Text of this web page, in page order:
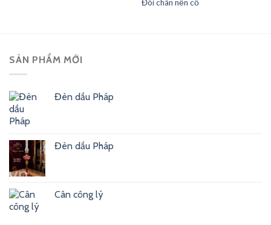
Đôi chân nến cổ
SẢN PHẨM MỚI
Đèn dầu Pháp
Đèn dầu Pháp
Cân công lý